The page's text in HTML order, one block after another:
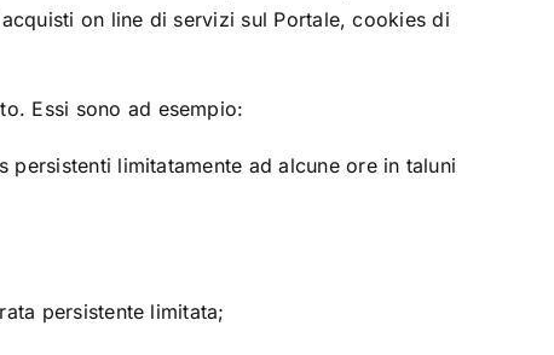
on line di servizi sul Portale, cookies di
Essi sono ad esempio:
limitatamente ad alcune ore in taluni
persistente limitata;